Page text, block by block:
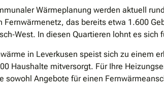
Wärmeplanung werden aktuell
Fernwärmenetz, das bereits etwa 1.600
In diesen Quartieren lohnt es
in Leverkusen speist sich zu einem
Haushalte mitversorgt. Für Ihre
sowohl Angebote für einen